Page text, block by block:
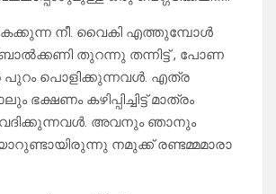
നീ. വൈകി എത്തുമ്പോൾ
ബാൽക്കണി തുറന്നു തന്നിട്ട് , പോണ
പുറം പൊളിക്കുന്നവൾ. എത്ര
ഭക്ഷണം കഴിപ്പിച്ചിട്ട് മാത്രം
അവനും ഞാനും
നമുക്ക് രണ്ടമ്മമാരാ